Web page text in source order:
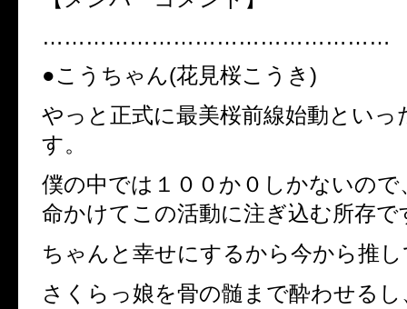
…………………………………………
●こうちゃん(花見桜こうき)
やっと正式に最美桜前線始動といっ
す。
僕の中では１００か０しかないの
命かけてこの活動に注ぎ込む所存で
ちゃんと幸せにするから今から推
さくらっ娘を骨の髄まで酔わせる